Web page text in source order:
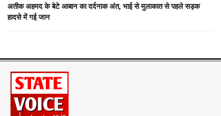
अतीक अहमद के बेटे आबान का दर्दनाक अंत, भाई से मुलाकात से पहले सड़क
हादसे में गई जान